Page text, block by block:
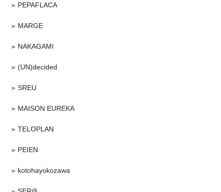
PEPAFLACA
MARGE
NAKAGAMI
(UN)decided
SREU
MAISON EUREKA
TELOPLAN
PEIEN
kotohayokozawa